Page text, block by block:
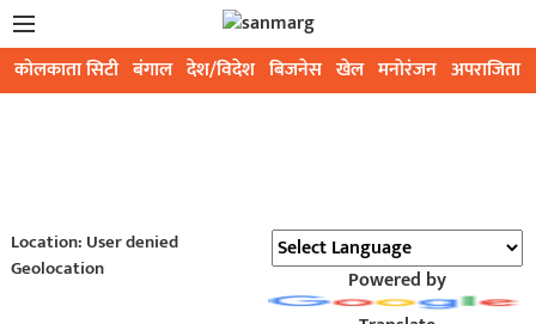
कोलकाता सिटी बंगाल देश/विदेश बिजनेस खेल मनोरंजन अपराजिता
Location: User denied
Geolocation
Powered by